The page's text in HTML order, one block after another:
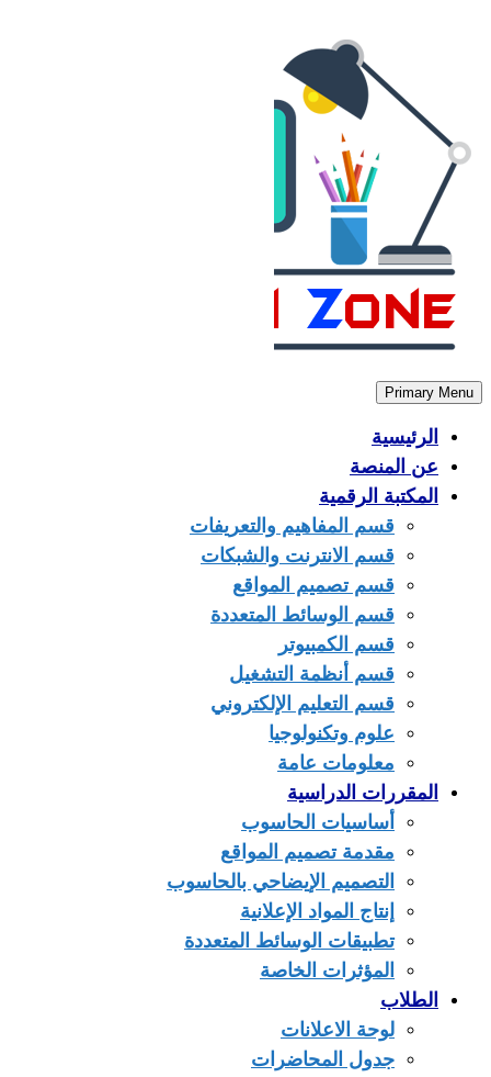
Primary Menu
الرئيسية
عن المنصة
المكتبة الرقمية
قسم المفاهيم والتعريفات
قسم الانترنت والشبكات
قسم تصميم المواقع
قسم الوسائط المتعددة
قسم الكمبيوتر
قسم أنظمة التشغيل
قسم التعليم الإلكتروني
علوم وتكنولوجيا
معلومات عامة
المقررات الدراسية
أساسيات الحاسوب
مقدمة تصميم المواقع
التصميم الإيضاحي بالحاسوب
إنتاج المواد الإعلانية
تطبيقات الوسائط المتعددة
المؤثرات الخاصة
الطلاب
لوحة الاعلانات
جدول المحاضرات